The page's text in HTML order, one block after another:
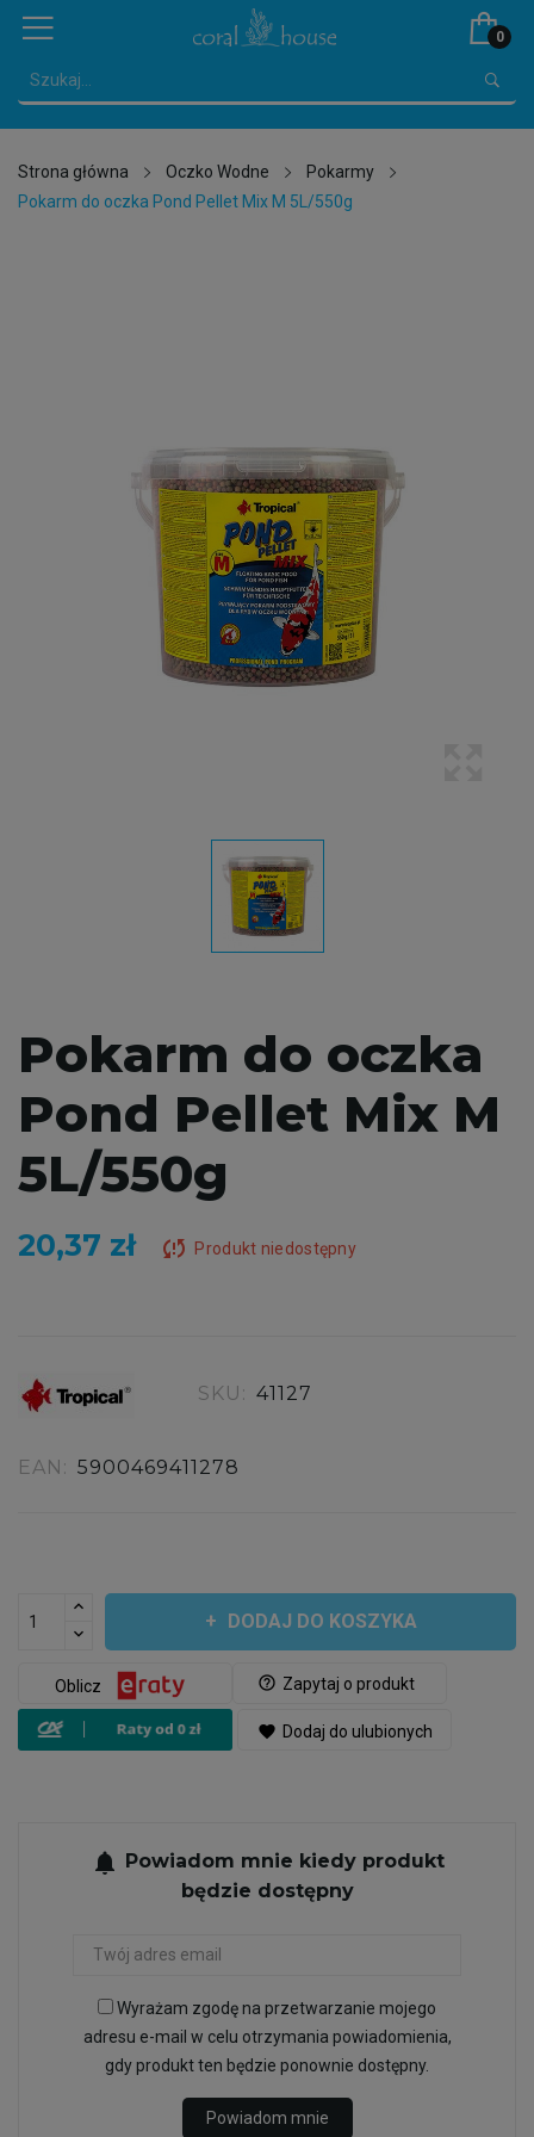
0
Strona główna Oczko Wodne
Pokarmy
Pokarm do oczka Pond Pellet Mix M 5L/550g
Pokarm do oczka
Pond Pellet Mix M
5L/550g
20,37 zł sync_problem Produkt niedostępny
SKU: 41127
EAN: 5900469411278
DODAJ DO KOSZYKA
help_outline Zapytaj o produkt
Oblicz
favorite Dodaj do ulubionych
notifications Powiadom mnie kiedy produkt
będzie dostępny
Wyrażam zgodę na przetwarzanie mojego
adresu e-mail w celu otrzymania powiadomienia,
gdy produkt ten będzie ponownie dostępny.
Powiadom mnie